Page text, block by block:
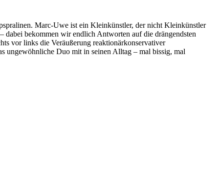
Marc-Uwe ist ein Kleinkünstler, der nicht Kleinkünstler
dabei bekommen wir endlich Antworten auf die drängendsten
vor links die Veräußerung reaktionärkonservativer
ungewöhnliche Duo mit in seinen Alltag – mal bissig, mal